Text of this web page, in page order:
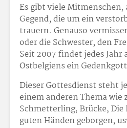
Es gibt viele Mitmenschen,
Gegend, die um ein
trauern. Genauso
oder die Schwester, den
Seit 2007 findet jedes Jahr
Ostbelgiens ein
Dieser Gottesdienst steht
einem anderen Thema wie
Schmetterling, Brücke, Die
guten Händen geborgen,